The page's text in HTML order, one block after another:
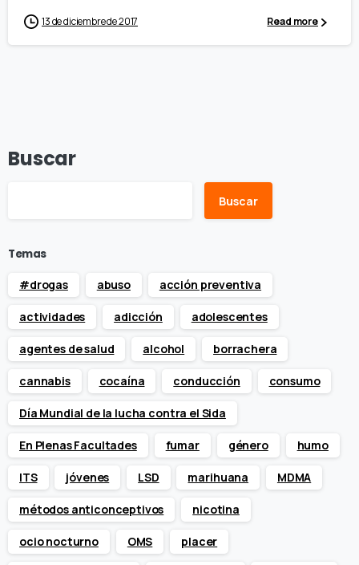
13 de diciembre de 2017 Read more
Buscar
Buscar
Temas
#drogas
abuso acción preventiva
actividades adicción adolescentes
agentes de salud alcohol borrachera
cannabis cocaína conducción consumo
Día Mundial de la lucha contra el Sida
En Plenas Facultades fumar género humo
ITS jóvenes LSD marihuana MDMA
métodos anticonceptivos nicotina
ocio nocturno OMS placer